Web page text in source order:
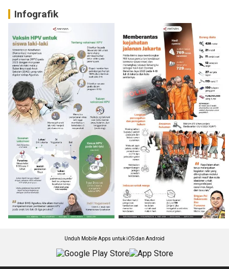
Infografik
Unduh Mobile Apps untuk iOS dan Android